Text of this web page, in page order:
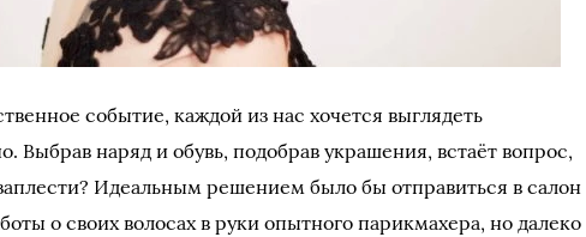
событие, каждой из нас хочется выглядеть
Выбрав наряд и обувь, подобрав украшения, встаёт вопрос,
Идеальным решением было бы отправиться в салон
о своих волосах в руки опытного парикмахера, но далеко